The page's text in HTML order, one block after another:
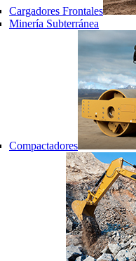
Cargadores Frontales
Minería Subterránea
Compactadores